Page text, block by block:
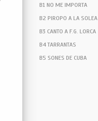
B1 NO ME IMPORTA
B2 PIROPO A LA SOLEA
B3 CANTO A F.G. LORCA
B4 TARRANTAS
B5 SONES DE CUBA